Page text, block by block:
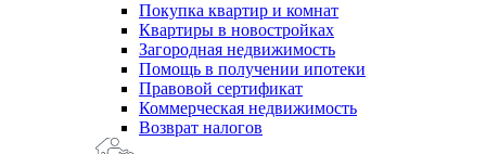
Покупка квартир и комнат
Квартиры в новостройках
Загородная недвижимость
Помощь в получении ипотеки
Правовой сертификат
Коммерческая недвижимость
Возврат налогов